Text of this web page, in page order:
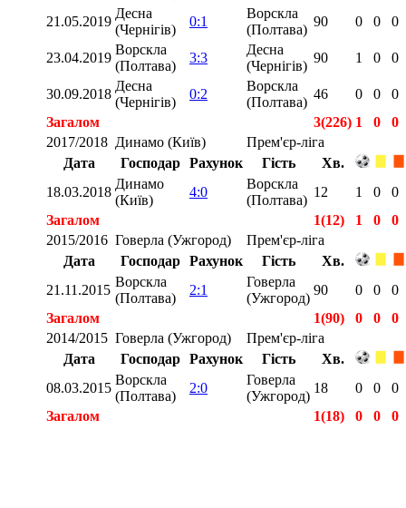
21.05.2019
Десна
(Чернігів)
0:1
Ворскла
(Полтава)
90 0 0 0
23.04.2019
Ворскла
(Полтава)
3:3
Десна
(Чернігів)
90 1 0 0
30.09.2018
Десна
(Чернігів)
0:2
Ворскла
(Полтава)
46 0 0
0
Загалом
3(226) 1 0
0
2017/2018 Динамо (Київ)
Прем'єр-ліга
Дата
Господар Рахунок Гість
Хв.
18.03.2018
Динамо
(Київ)
4:0
Ворскла
(Полтава)
12 1 0
0
Загалом
1(12) 1 0
0
2015/2016 Говерла (Ужгород)
Прем'єр-ліга
Дата
Господар Рахунок Гість
Хв.
21.11.2015
Ворскла
(Полтава)
2:1
Говерла
(Ужгород)
90 0 0
0
Загалом
1(90) 0 0
0
2014/2015 Говерла (Ужгород)
Прем'єр-ліга
Дата
Господар Рахунок Гість
Хв.
08.03.2015
Ворскла
(Полтава)
2:0
Говерла
(Ужгород)
18 0 0
0
Загалом
1(18) 0 0
0